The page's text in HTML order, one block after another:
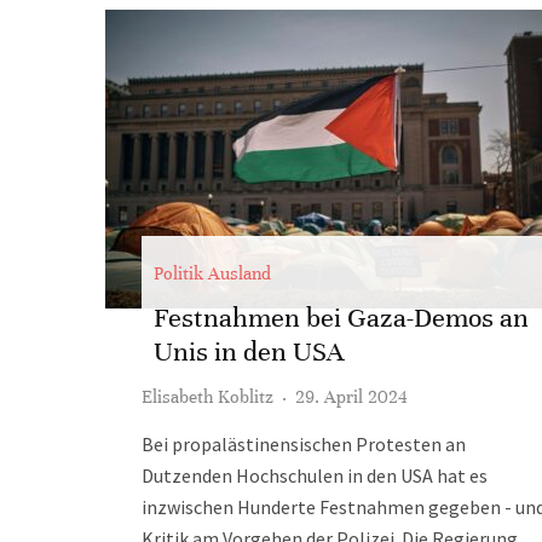
Politik Ausland
Festnahmen bei Gaza-Demos an
Unis in den USA
Elisabeth Koblitz · 29. April 2024
Bei propalästinensischen Protesten an
Dutzenden Hochschulen in den USA hat es
inzwischen Hunderte Festnahmen gegeben -